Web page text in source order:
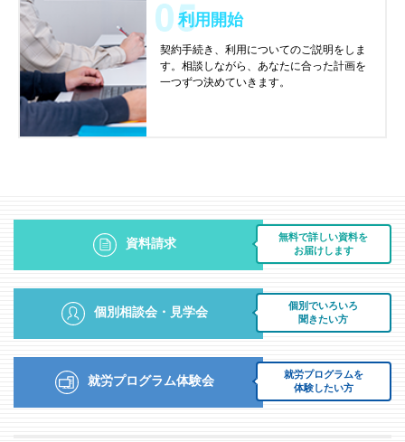
利用開始
契約手続き、利用についてのご説明をしま
す。相談しながら、あなたに合った計画を
一つずつ決めていきます。
無料で詳しい資料を
お届けします
資料請求
個別でいろいろ
聞きたい方
個別相談会・見学会
就労プログラムを
体験したい方
就労プログラム体験会